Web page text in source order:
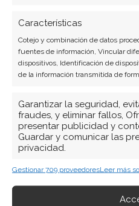
Características
Cotejo y combinación de datos
fuentes de información, Vincular
dispositivos, Identificación de
de la información transmitida de
Garantizar la seguridad,
fraudes, y eliminar fallos,
presentar publicidad y
Guardar y comunicar las
privacidad.
Gestionar 709 proveedoresLeer más
Nvidia: el pulso entre la
la prudencia de los insiders
8 Ago 2026
mientras el mercado